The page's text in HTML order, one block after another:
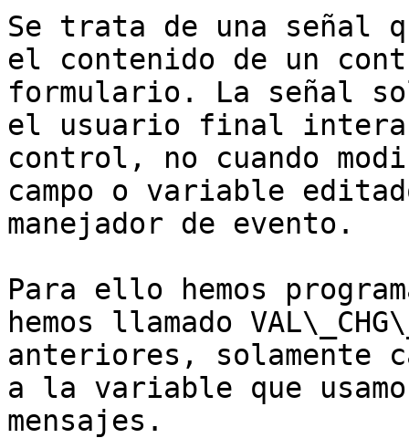
Se trata de una señal
el contenido de un
formulario. La señal
el usuario final
control, no cuando
campo o variable
manejador de evento.
Para ello hemos
hemos llamado
anteriores, solamente
a la variable que
mensajes.